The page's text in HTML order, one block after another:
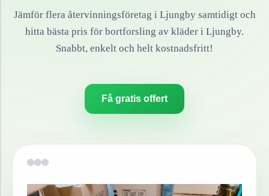
Jämför flera återvinningsföretag i Ljungbysamtidigt och
hitta bästa pris för bortforsling av kläder i Ljungby.
Snabbt, enkelt och helt kostnadsfritt!
Få gratis offert